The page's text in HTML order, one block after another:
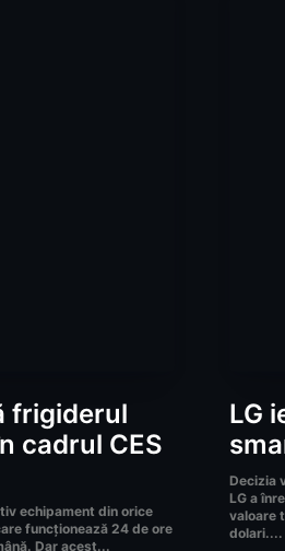
frigiderul
cadrul CES
echipament din orice
funcţionează 24 de ore
Dar acest...
LG
Decizia
LG a
valoare
dolari....